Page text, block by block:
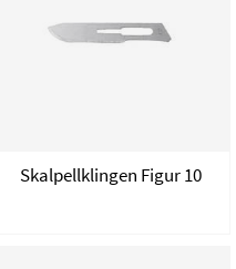
Skalpellklingen Figur 10